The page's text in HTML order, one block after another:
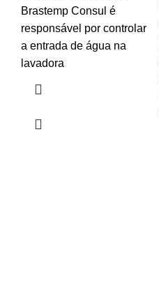
Brastemp Consul é
responsável por controlar
a entrada de água na
lavadora